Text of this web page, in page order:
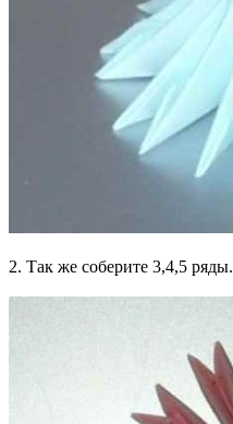
2. Так же соберите 3,4,5 ряды.